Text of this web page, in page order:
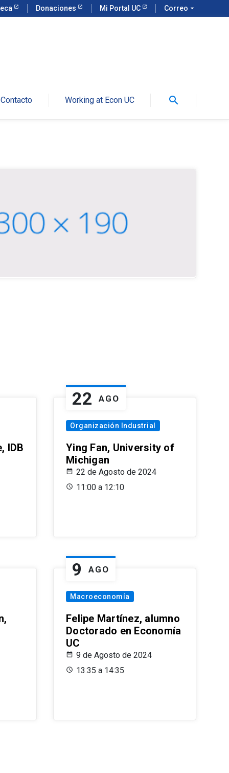
Donaciones Mi Portal UC Correo arrow_drop_down
Contacto Working at Econ UC search
IDB
22 AGO
Organización Industrial
Ying Fan, University of
Michigan
22 de Agosto de 2024
11:00 a 12:10
9 AGO
Macroeconomía
Felipe Martínez, alumno
Doctorado en Economía
UC
9 de Agosto de 2024
13:35 a 14:35